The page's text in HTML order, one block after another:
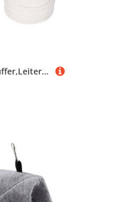
Poolleiter Gummipuffer,Leiter Gummistopper Stoßfänger Sicherheitsschutz Schwimmbad & Spa Ersatzzubehör 2 Stück